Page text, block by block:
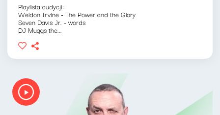
Playlista audycji:
Weldon Irvine - The Power and the Glory
Seven Davis Jr. - words
DJ Muggs the...